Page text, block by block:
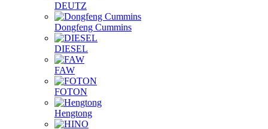
DEUTZ
Dongfeng Cummins
DIESEL
FAW
FOTON
Hengtong